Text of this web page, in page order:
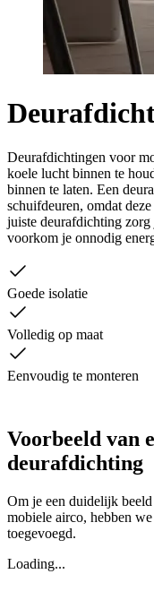
Deurafdichtingen voor
koele lucht binnen te
binnen te laten. Een
schuifdeuren, omdat
juiste deurafdichting
voorkom je onnodig
Goede isolatie
Volledig op maat
Eenvoudig te monteren
Voorbeeld van
deurafdichting
Om je een duidelijk
mobiele airco, hebben
toegevoegd.
Loading...